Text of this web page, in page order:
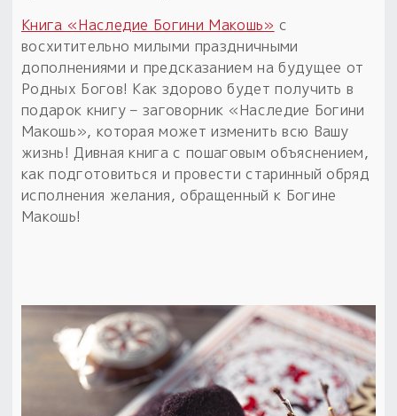
Книга «Наследие Богини Макошь» с
восхитительно милыми праздничными
дополнениями и предсказанием на будущее от
Родных Богов! Как здорово будет получить в
подарок книгу – заговорник «Наследие Богини
Макошь», которая может изменить всю Вашу
жизнь! Дивная книга с пошаговым объяснением,
как подготовиться и провести старинный обряд
исполнения желания, обращенный к Богине
Макошь!